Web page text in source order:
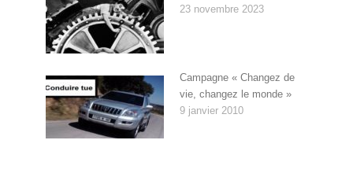
23 novembre 2023
Campagne « Changez de
vie, changez le monde »
9 janvier 2010